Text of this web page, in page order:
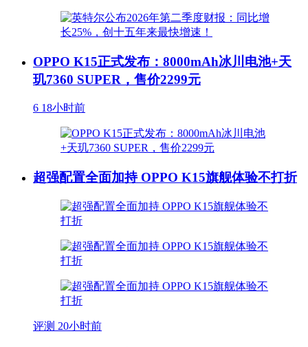
OPPO K15正式发布：8000mAh冰川电池+天
玑7360 SUPER，售价2299元
6 18小时前
超强配置全面加持 OPPO K15旗舰体验不打折
评测 20小时前